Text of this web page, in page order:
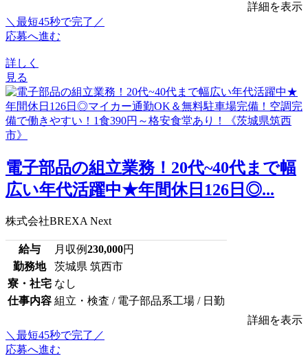
詳細を表示
＼最短45秒で完了／
応募へ進む
詳しく
見る
電子部品の組立業務！20代~40代まで幅
広い年代活躍中★年間休日126日◎...
株式会社BREXA Next
給与 月収例230,000円
勤務地
茨城県 筑西市
寮・社宅 なし
仕事内容 組立・検査 / 電子部品系工場 / 日勤
詳細を表示
＼最短45秒で完了／
応募へ進む